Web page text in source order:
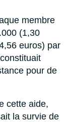
membre
(1,30
euros) par
pour de
cette aide,
la survie de